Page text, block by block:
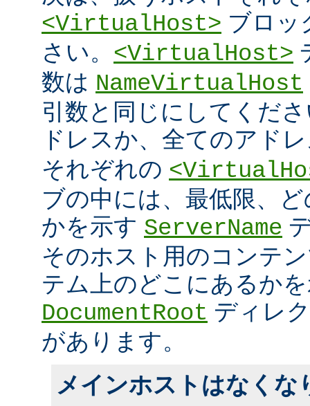
<VirtualHost> ブロッ
さい。 <VirtualHost>
数は NameVirtualHost
引数と同じにしてくだ
ドレスか、全てのアド
それぞれの
ブの中には、最低限、
かを示す ServerName
そのホスト用のコンテ
テム上のどこにあるか
DocumentRoot ディレ
があります。
メインホストはなくな